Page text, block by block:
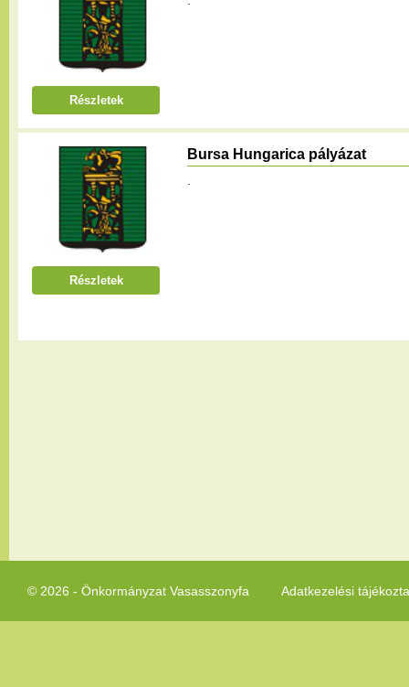
Részletek
Bursa Hungarica pályázat
Részletek
© 2026 - Önkormányzat Vasasszonyfa Adatkezelési